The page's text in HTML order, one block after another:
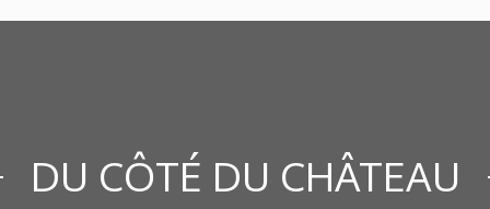
DU CÔTÉ DU CHÂTEAU